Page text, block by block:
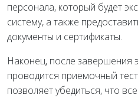
персонала, который будет
систему, а также
документы и сертификаты.
Наконец, после завершения
проводится приемочный
позволяет убедиться, что